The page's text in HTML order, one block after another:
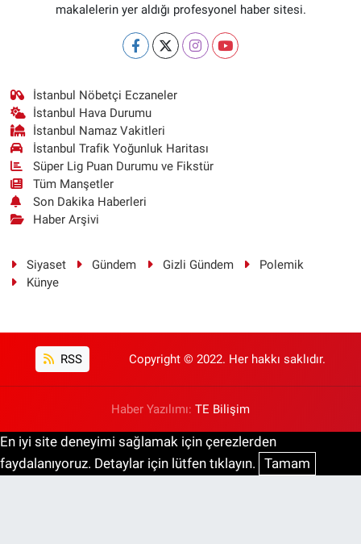
makalelerin yer aldığı profesyonel haber sitesi.
İstanbul Nöbetçi Eczaneler
İstanbul Hava Durumu
İstanbul Namaz Vakitleri
İstanbul Trafik Yoğunluk Haritası
Süper Lig Puan Durumu ve Fikstür
Tüm Manşetler
Son Dakika Haberleri
Haber Arşivi
Siyaset Gündem Gizli Gündem
Polemik
Künye
RSS Copyright © 2022. Her hakkı saklıdır.
Haber Yazılımı: TE Bilişim
En iyi site deneyimi sağlamak için çerezlerden
faydalanıyoruz. Detaylar için lütfen tıklayın. Tamam